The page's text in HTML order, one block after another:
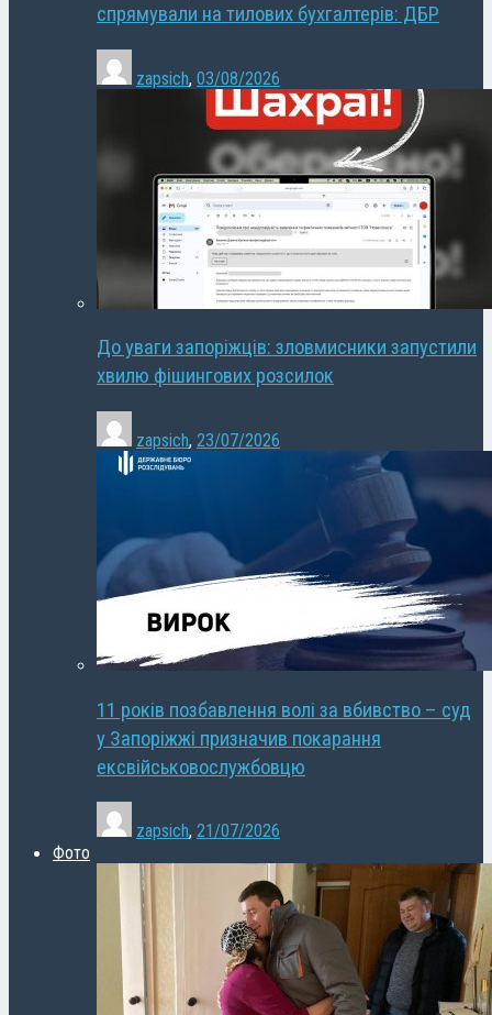
спрямували на тилових бухгалтерів: ДБР
zapsich, 03/08/2026
До уваги запоріжців: зловмисники запустили
хвилю фішингових розсилок
zapsich, 23/07/2026
11 років позбавлення волі за вбивство – суд
у Запоріжжі призначив покарання
ексвійськовослужбовцю
zapsich, 21/07/2026
Фото